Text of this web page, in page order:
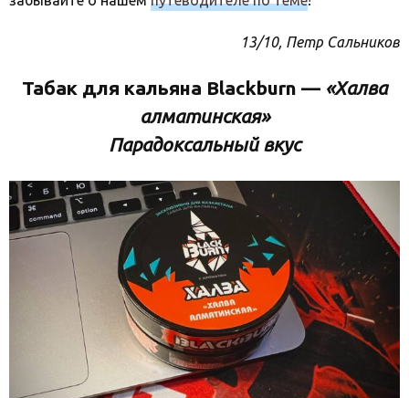
13/10, Петр Сальников
Табак для кальяна Blackburn — «Халва
алматинская»
Парадоксальный вкус